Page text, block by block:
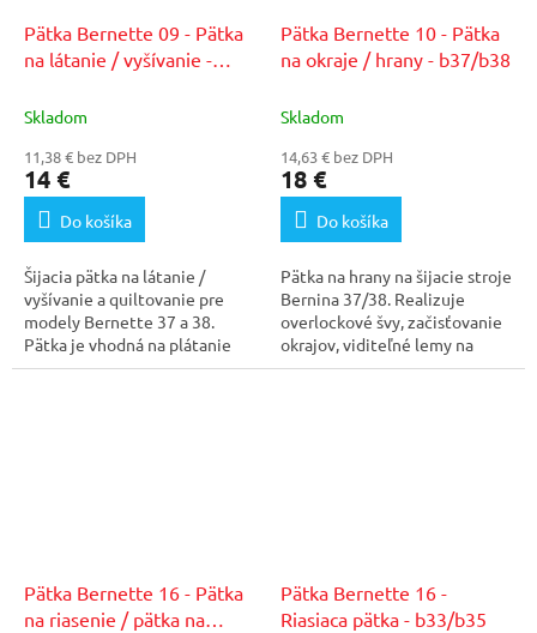
Pätka Bernette 09 - Pätka
na látanie / vyšívanie -
Skladom
11,38 € bez DPH
14 €
Do košíka
Šijacia pätka na látanie /
vyšívanie a quiltovanie pre
modely Bernette 37 a 38.
Pätka je vhodná na plátanie
opotrebovaných...
Pätka Bernette 10 - Pätka
na okraje / hrany - b37/b38
Skladom
14,63 € bez DPH
18 €
Do košíka
Pätka na hrany na šijacie stroje
Bernina 37/38. Realizuje
overlockové švy, začisťovanie
okrajov, viditeľné lemy na
pružných...
Pätka Bernette 16 - Pätka
na riasenie / pätka na
Pätka Bernette 16 -
Riasiaca pätka - b33/b35